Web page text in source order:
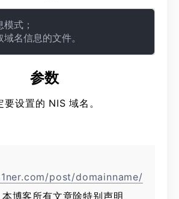
式；
参数
设置的 NIS 域名。
post/domainname/
博客所有文章除特别声明